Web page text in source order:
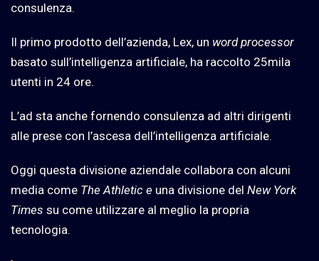
consulenza.
Il primo prodotto dell’azienda, Lex, un word processor
basato sull’intelligenza artificiale, ha raccolto 25mila
utenti in 24 ore.
L’ad sta anche fornendo consulenza ad altri dirigenti
alle prese con l’ascesa dell’intelligenza artificiale.
Oggi questa divisione aziendale collabora con alcuni
media come The Athletic e una divisione del New York
Times su come utilizzare al meglio la propria
tecnologia.